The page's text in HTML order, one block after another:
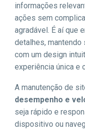
informações
ações sem
agradável. É aí que
detalhes,
com um design
experiência única e
A manutenção de
desempenho e
seja rápido e
dispositivo ou